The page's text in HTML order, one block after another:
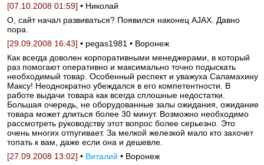
[07.10.2008 01:59] • Николай
О, сайт начал развиваться? Появился наконец AJAX. Давно
пора.
[29.09.2008 16:43] • pegas1981 • Воронеж
Как всегда доволен корпоративными менеджерами, в который
раз помогают оперативно и максимально точно подыскать
необходимый товар. Особенный респект и уважуха Саламахину
Максу! Неоднократно убеждался в его компетентности. В
работе выдачи товара как всегда сплошные недостатки.
Большая очередь, не оборудованные залы ожидания, ожидание
товара может длиться более 30 минут. Возможно необходимо
рассмотреть руководству этот вопрос более серьезно. Это
очень многих отпугивает. За мелкой железкой мало кто захочет
топать к вам, даже если она и дешевле.
[27.09.2008 13:02] • Виталий • Воронеж